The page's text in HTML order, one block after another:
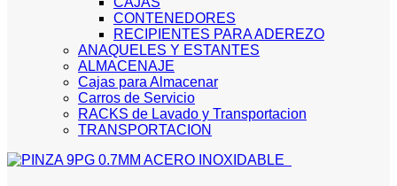
CONTENEDORES
RECIPIENTES PARA ADEREZO
ANAQUELES Y ESTANTES
ALMACENAJE
Cajas para Almacenar
Carros de Servicio
RACKS de Lavado y Transportacion
TRANSPORTACION